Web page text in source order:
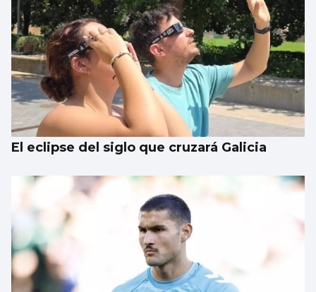
Un estudio propone mejorar el uso de la IA
en el mundo sanitario
El eclipse del siglo que cruzará Galicia